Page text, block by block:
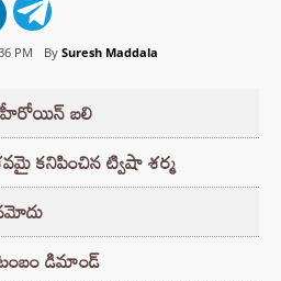
PM By Suresh Maddala
హీరోయిన్ బలి
కనిపించిన ట్విషా శర్మ
డిమాండ్